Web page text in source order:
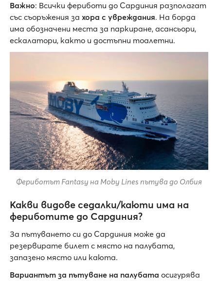
Важно: Всички фериботи до Сардиния разполагат
със съоръжения за хора с увреждания. На борда
има обозначени места за паркиране, асансьори,
ескалатори, както и достъпни тоалетни.
Фериботът Fantasy на Moby Lines пътува до Олбия
Какви видове седалки/каюти има на
фериботите до Сардиния?
За пътуването си до Сардиния може да
резервирате билет с място на палубата,
запазено място или каюта.
Вариантът за пътуване на палубата осигурява